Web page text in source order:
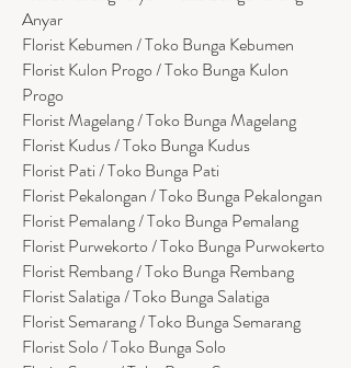
Anyar
Florist Kebumen / Toko Bunga Kebumen
Florist Kulon Progo / Toko Bunga Kulon
Progo
Florist Magelang / Toko Bunga Magelang
Florist Kudus / Toko Bunga Kudus
Florist Pati / Toko Bunga Pati
Florist Pekalongan / Toko Bunga Pekalongan
Florist Pemalang / Toko Bunga Pemalang
Florist Purwekorto / Toko Bunga Purwokerto
Florist Rembang / Toko Bunga Rembang
Florist Salatiga / Toko Bunga Salatiga
Florist Semarang / Toko Bunga Semarang
Florist Solo / Toko Bunga Solo